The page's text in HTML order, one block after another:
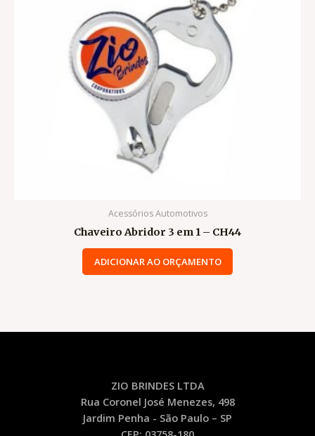
Acessórios Automotivos
Chaveiro Abridor 3 em 1 – CH44
ADICIONAR AO ORÇAMENTO
ZIO BRINDES LTDA
Rua Coronel José Menezes, 498
Jardim Penha - São Paulo – SP